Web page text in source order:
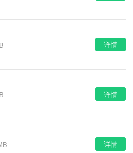
详情
详情
详情